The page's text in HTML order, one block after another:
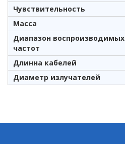
Чувствительность
Масса
Диапазон воспроизводимых
частот
Длинна кабелей
Диаметр излучателей